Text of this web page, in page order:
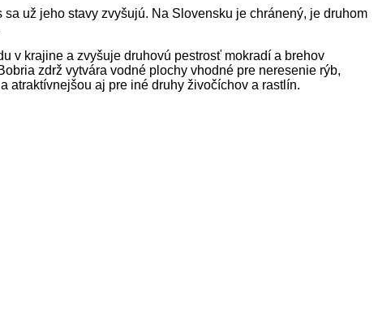
už jeho stavy zvyšujú. Na Slovensku je chránený, je druhom
v krajine a zvyšuje druhovú pestrosť mokradí a brehov
zdrž vytvára vodné plochy vhodné pre neresenie rýb,
atraktívnejšou aj pre iné druhy živočíchov a rastlín.